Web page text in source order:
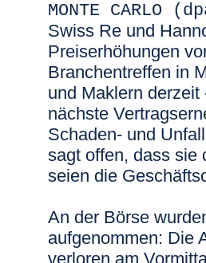
MONTE
Swiss Re und
Preiserhöhungen
Branchentreffen in
und Maklern
nächste
Schaden- und
sagt offen, dass sie
seien die
An der Börse
aufgenommen: Die
verloren am